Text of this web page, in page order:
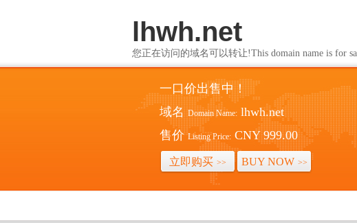
lhwh.net
您正在访问的域名可以转让!This domain name is for
一口价出售中！
域名 Domain Name: lhwh.net
售价 Listing Price: CNY 999.00
立即购买 >> BUY NOW >>